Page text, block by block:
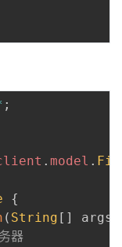
;
. model .
{
( String [ ] args
器